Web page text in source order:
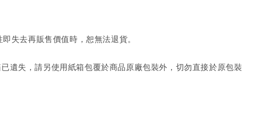
失去再販售價值時，恕無法退貨。
遺失，請另使用紙箱包覆於商品原廠包裝外，切勿直接於原包裝